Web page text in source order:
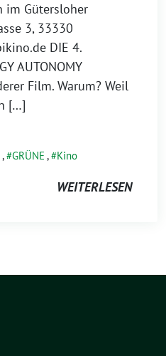
im Gütersloher
3, 33330
DIE 4.
AUTONOMY
Film. Warum? Weil
[…]
, GRÜNE , Kino
WEITERLESEN